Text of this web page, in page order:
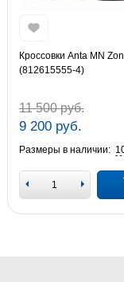
Кроссовки Anta MN
(812615555-4)
11 500 руб.
9 200 руб.
Размеры в наличии: